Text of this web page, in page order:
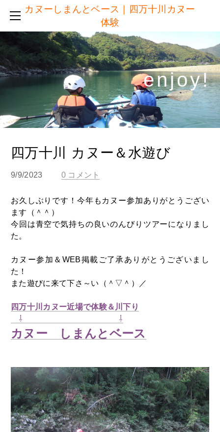
カヌーしまんとベース｜四万十川カヌー
体験
enjoy!​
四万十川 カヌー＆水遊び
9/9/2023 0 コメント
お久しぶりです！今年もカヌー参加ありがとうござい
ます（＾＾）
今回は青空で気持ちの良いのんびりツアーになりまし
た。
カヌー参加＆WEB掲載ご了承ありがとうございまし
た！
また遊びに来て下さ～い（＾▽＾）／
四万十川カヌー近場で体験＆川下り
⇩ ⇩
カヌー しまんとベース
半日コース ＆ 短時間コース
他社との違い
ご予約
服装・持ち物・施設
体験日の流れ
アクセス
ブログ
注意点・キャンセルについて